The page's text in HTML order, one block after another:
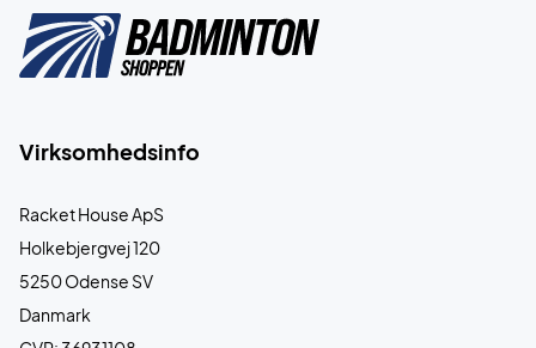
Virksomhedsinfo
Racket House ApS
Holkebjergvej 120
5250 Odense SV
Danmark